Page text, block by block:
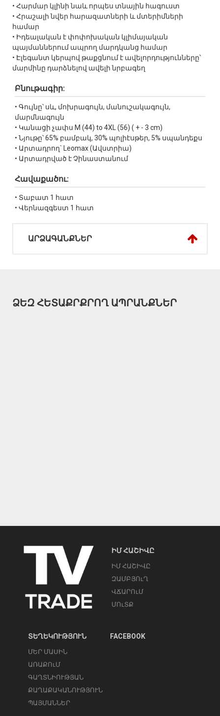
• Հարմար կլինի նաև որպես տնային հագուստ
• Հրաշալի նվեր հարազատների և մտերիմների
համար
• Իդեալական է փոփոխական կլիմայական
պայմաններում ապրող մարդկանց համար
• Էլեգանտ կերպով թաքցնում է ավելորդությունները՝
մարմինը դարձնելով ավելի նրբագեղ
Բնութագիր:
• Գույնը՝ սև, մոխրագույն, մանուշակագույն,
մարմնագույն
• Կանացի չափս M (44) to 4XL (56) ( + - 3 cm)
• Նյութը՝ 65% բամբակ, 30% պոլիէսթեր, 5% սպանդեքս
• Արտադրող` Leomax (Ավստրիա)
• Արտադրված է Չինաստանում
Հավաքածու:
• Տաբատ 1 հատ
• Վերնազգեստ 1 հատ
ԱՐՁԱԳԱՆՔՆԵՐ
ՁԵԶ ՀԵՏԱՔՐՔՐՈՂ ԱՊՐԱՆՔՆԵՐ
ԻՄ ՀԱՇԻՎԸ
ԻՄ ՀԱՇԻՎԸ
ԶԱՄԲՅՈւՂ
ՎՃԱՐՈւՄ
ՄՈւՏՔ
ՏԵՂԵԿՈՒԹՅՈՒՆ
ՄԵՐ ՄԱՍԻՆ
ԱՌԱՔՈւՄ
ԳԱՂՏՆԻՈՒԹՅԱՆ
ՔԱՂԱՔԱԿԱՆՈՒԹՅՈՒՆ
ՊԱՅՄԱՆՆԵՐ
FACEBOOK